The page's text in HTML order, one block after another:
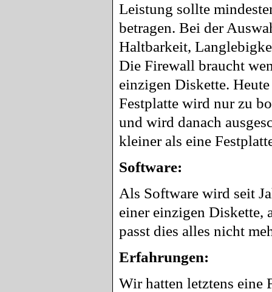
Leistung sollte
betragen. Bei der
Haltbarkeit,
Die Firewall braucht
einzigen Diskette.
Festplatte wird nur zu
und wird danach
kleiner als eine
Software:
Als Software wird seit
einer einzigen Diskette,
passt dies alles nicht
Erfahrungen:
Wir hatten letztens eine